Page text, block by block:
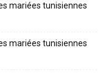
mariées tunisiennes
mariées tunisiennes